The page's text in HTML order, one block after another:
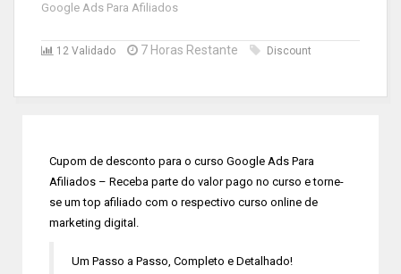
Google Ads Para Afiliados
12 Validado 7 Horas Restante Discount
Cupom de desconto para o curso Google Ads Para
Afiliados – Receba parte do valor pago no curso e torne-
se um top afiliado com o respectivo curso online de
marketing digital.
Um Passo a Passo, Completo e Detalhado!